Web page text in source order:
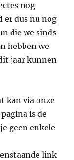
nog
er dus nu nog
die we sinds
hebben we
jaar kunnen
kan via onze
is de
geen enkele
link